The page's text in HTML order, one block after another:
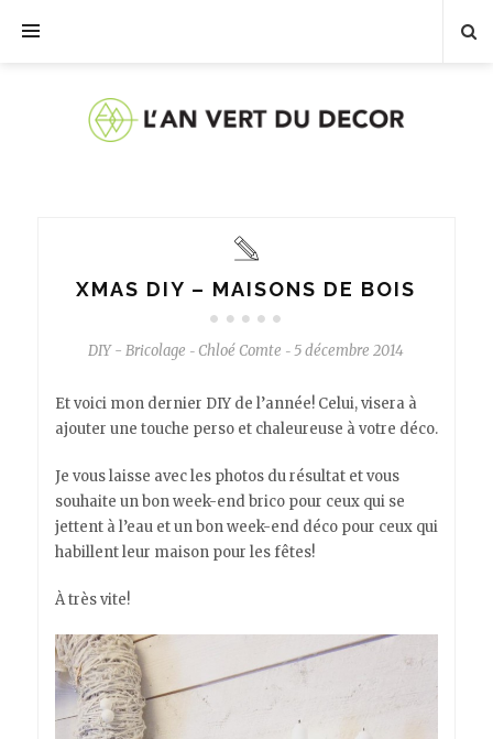
XMAS DIY – MAISONS DE BOIS
DIY - Bricolage - Chloé Comte - 5 décembre 2014
Et voici mon dernier DIY de l’année! Celui, visera à
ajouter une touche perso et chaleureuse à votre déco.
Je vous laisse avec les photos du résultat et vous
souhaite un bon week-end brico pour ceux qui se
jettent à l’eau et un bon week-end déco pour ceux qui
habillent leur maison pour les fêtes!
À très vite!